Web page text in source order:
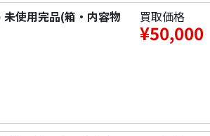
使用完品(箱・内容物 買取価格
¥50,000